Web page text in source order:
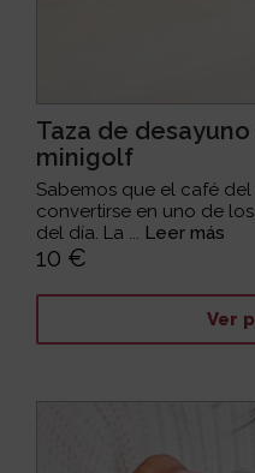
Taza de
minigolf
Sabemos que el café
convertirse en uno de
del día. La ... Leer más
10 €
Ver